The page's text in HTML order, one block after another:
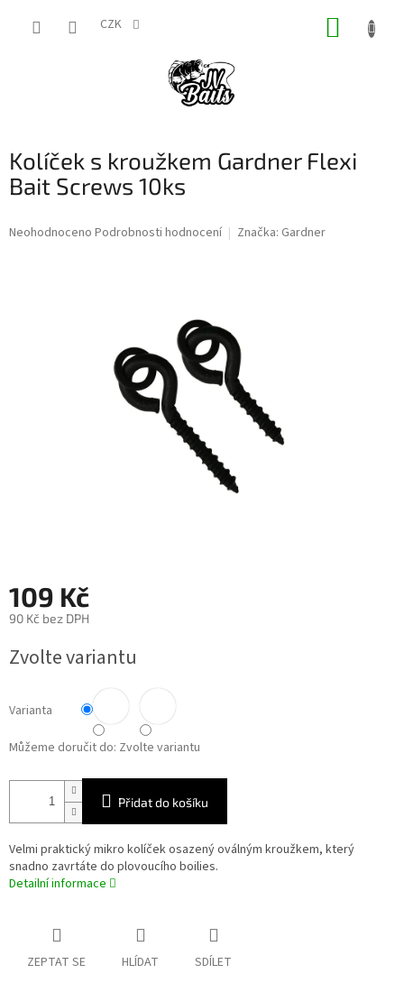
CZK
Kolíček s kroužkem Gardner Flexi
Bait Screws 10ks
Průměrné
Neohodnoceno Podrobnosti hodnocení Značka: Gardner
109 Kč
90 Kč bez DPH
cena:
Zvolte variantu
Varianta
Můžeme doručit do: Zvolte variantu
Přidat do košíku
Velmi praktický mikro kolíček osazený oválným kroužkem, který
snadno zavrtáte do plovoucího boilies.
Detailní informace
ZEPTAT SE HLÍDAT SDÍLET